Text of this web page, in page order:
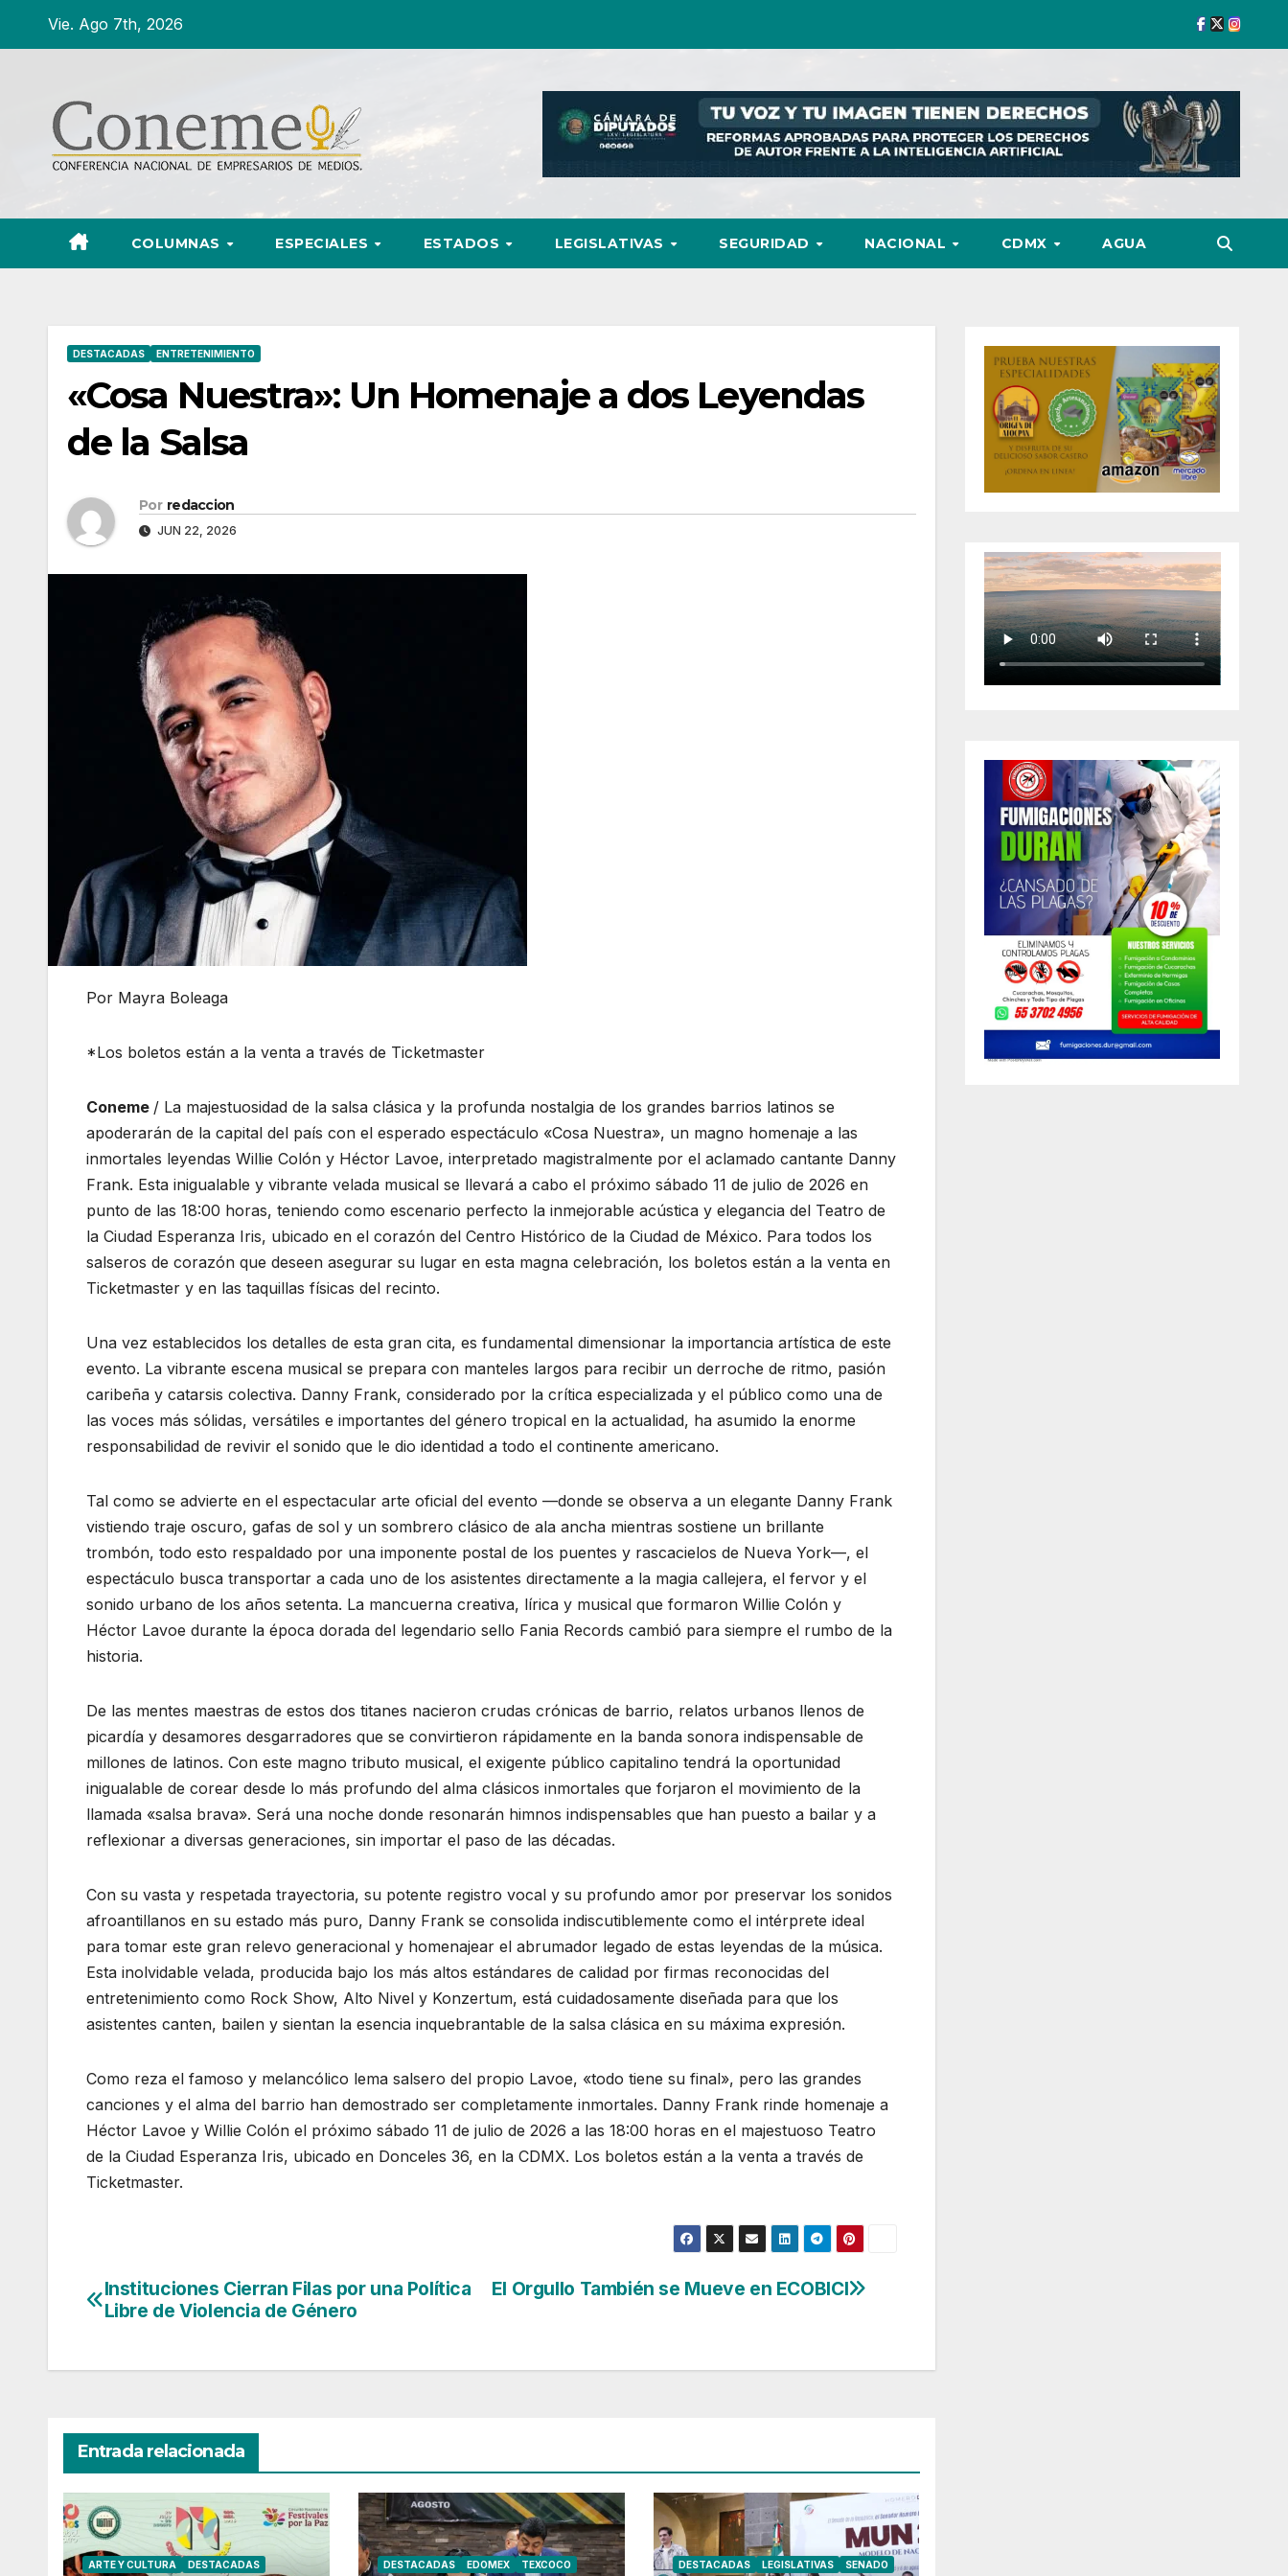
Vie. Ago 7th, 2026
COLUMNAS ESPECIALES ESTADOS LEGISLATIVAS SEGURIDAD NACIONAL CDMX AGUA
DESTACADAS ENTRETENIMIENTO
«Cosa Nuestra»: Un Homenaje a dos Leyendas
de la Salsa
Por redaccion
JUN 22, 2026
Por Mayra Boleaga
*Los boletos están a la venta a través de Ticketmaster
Coneme / La majestuosidad de la salsa clásica y la profunda nostalgia de los grandes barrios latinos se
apoderarán de la capital del país con el esperado espectáculo «Cosa Nuestra», un magno homenaje a las
inmortales leyendas Willie Colón y Héctor Lavoe, interpretado magistralmente por el aclamado cantante Danny
Frank. Esta inigualable y vibrante velada musical se llevará a cabo el próximo sábado 11 de julio de 2026 en
punto de las 18:00 horas, teniendo como escenario perfecto la inmejorable acústica y elegancia del Teatro de
la Ciudad Esperanza Iris, ubicado en el corazón del Centro Histórico de la Ciudad de México. Para todos los
salseros de corazón que deseen asegurar su lugar en esta magna celebración, los boletos están a la venta en
Ticketmaster y en las taquillas físicas del recinto.
Una vez establecidos los detalles de esta gran cita, es fundamental dimensionar la importancia artística de este
evento. La vibrante escena musical se prepara con manteles largos para recibir un derroche de ritmo, pasión
caribeña y catarsis colectiva. Danny Frank, considerado por la crítica especializada y el público como una de
las voces más sólidas, versátiles e importantes del género tropical en la actualidad, ha asumido la enorme
responsabilidad de revivir el sonido que le dio identidad a todo el continente americano.
Tal como se advierte en el espectacular arte oficial del evento —donde se observa a un elegante Danny Frank
vistiendo traje oscuro, gafas de sol y un sombrero clásico de ala ancha mientras sostiene un brillante
trombón, todo esto respaldado por una imponente postal de los puentes y rascacielos de Nueva York—, el
espectáculo busca transportar a cada uno de los asistentes directamente a la magia callejera, el fervor y el
sonido urbano de los años setenta. La mancuerna creativa, lírica y musical que formaron Willie Colón y
Héctor Lavoe durante la época dorada del legendario sello Fania Records cambió para siempre el rumbo de la
historia.
De las mentes maestras de estos dos titanes nacieron crudas crónicas de barrio, relatos urbanos llenos de
picardía y desamores desgarradores que se convirtieron rápidamente en la banda sonora indispensable de
millones de latinos. Con este magno tributo musical, el exigente público capitalino tendrá la oportunidad
inigualable de corear desde lo más profundo del alma clásicos inmortales que forjaron el movimiento de la
llamada «salsa brava». Será una noche donde resonarán himnos indispensables que han puesto a bailar y a
reflexionar a diversas generaciones, sin importar el paso de las décadas.
Con su vasta y respetada trayectoria, su potente registro vocal y su profundo amor por preservar los sonidos
afroantillanos en su estado más puro, Danny Frank se consolida indiscutiblemente como el intérprete ideal
para tomar este gran relevo generacional y homenajear el abrumador legado de estas leyendas de la música.
Esta inolvidable velada, producida bajo los más altos estándares de calidad por firmas reconocidas del
entretenimiento como Rock Show, Alto Nivel y Konzertum, está cuidadosamente diseñada para que los
asistentes canten, bailen y sientan la esencia inquebrantable de la salsa clásica en su máxima expresión.
Como reza el famoso y melancólico lema salsero del propio Lavoe, «todo tiene su final», pero las grandes
canciones y el alma del barrio han demostrado ser completamente inmortales. Danny Frank rinde homenaje a
Héctor Lavoe y Willie Colón el próximo sábado 11 de julio de 2026 a las 18:00 horas en el majestuoso Teatro
de la Ciudad Esperanza Iris, ubicado en Donceles 36, en la CDMX. Los boletos están a la venta a través de
Ticketmaster.
Navegación
entradas
El Orgullo También se Mueve en ECOBICI
Instituciones Cierran Filas por una Política
Libre de Violencia de Género
Entrada relacionada
ARTE Y CULTURA DESTACADAS DESTACADAS EDOMEX TEXCOCO DESTACADAS LEGISLATIVAS SENADO